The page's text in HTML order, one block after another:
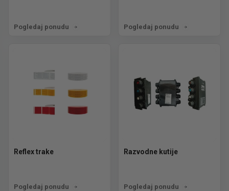
Pogledaj ponudu Pogledaj ponudu
Reflex trake
Pogledaj ponudu
Razvodne kutije
Pogledaj ponudu